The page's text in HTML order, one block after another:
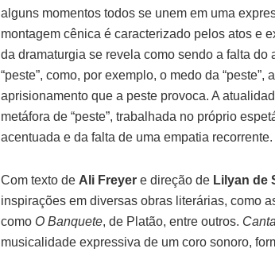
alguns momentos todos se unem em uma
montagem cênica é caracterizado pelos atos e
da dramaturgia se revela como sendo a falta do
“peste”, como, por exemplo, o medo da “peste”,
aprisionamento que a peste provoca. A
metáfora de “peste”, trabalhada no próprio
acentuada e da falta de uma empatia recorrente.
Com texto de Ali Freyer e direção de Lilyan de
inspirações em diversas obras literárias, como
como O Banquete, de Platão, entre outros.
musicalidade expressiva de um coro sonoro,